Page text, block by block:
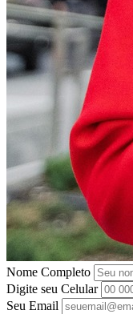
Nome Completo
Digite seu Celular
Seu Email